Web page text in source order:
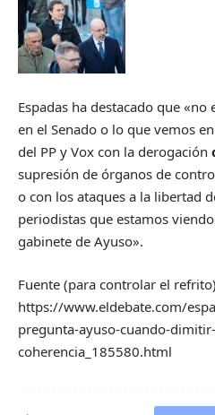
Espadas ha destacado que
en el Senado o lo que vemos
del PP y Vox con la derogación
supresión de órganos de
o con los ataques a la libertad
periodistas que estamos
gabinete de Ayuso».
Fuente (para controlar el
https://www.eldebate.com/
pregunta-ayuso-cuando-
coherencia_185580.html